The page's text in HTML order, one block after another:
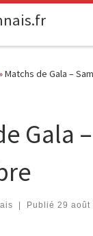
Matchs de Gala –
Gala
| Publié 29 août